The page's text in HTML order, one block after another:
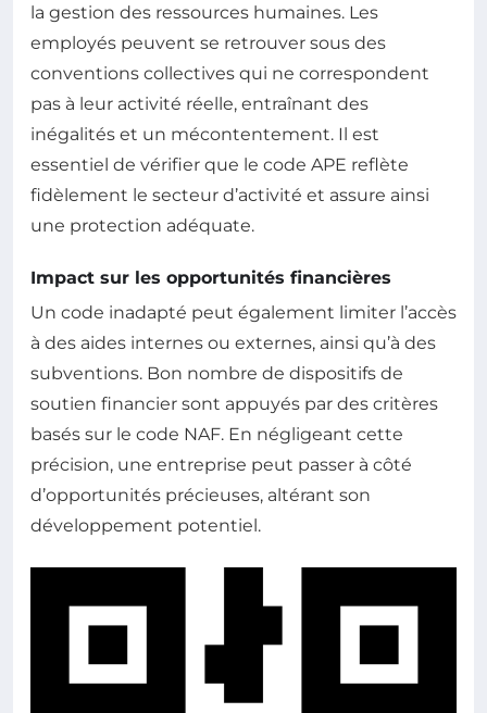
la gestion des ressources humaines. Les
employés peuvent se retrouver sous des
conventions collectives qui ne correspondent
pas à leur activité réelle, entraînant des
inégalités et un mécontentement. Il est
essentiel de vérifier que le code APE reflète
fidèlement le secteur d’activité et assure ainsi
une protection adéquate.
Impact sur les opportunités financières
Un code inadapté peut également limiter l’accès
à des aides internes ou externes, ainsi qu’à des
subventions. Bon nombre de dispositifs de
soutien financier sont appuyés par des critères
basés sur le code NAF. En négligeant cette
précision, une entreprise peut passer à côté
d’opportunités précieuses, altérant son
développement potentiel.